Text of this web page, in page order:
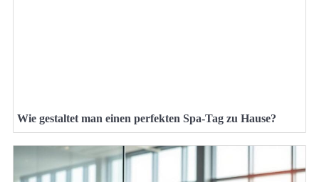
Wie gestaltet man einen perfekten Spa-Tag zu Hause?